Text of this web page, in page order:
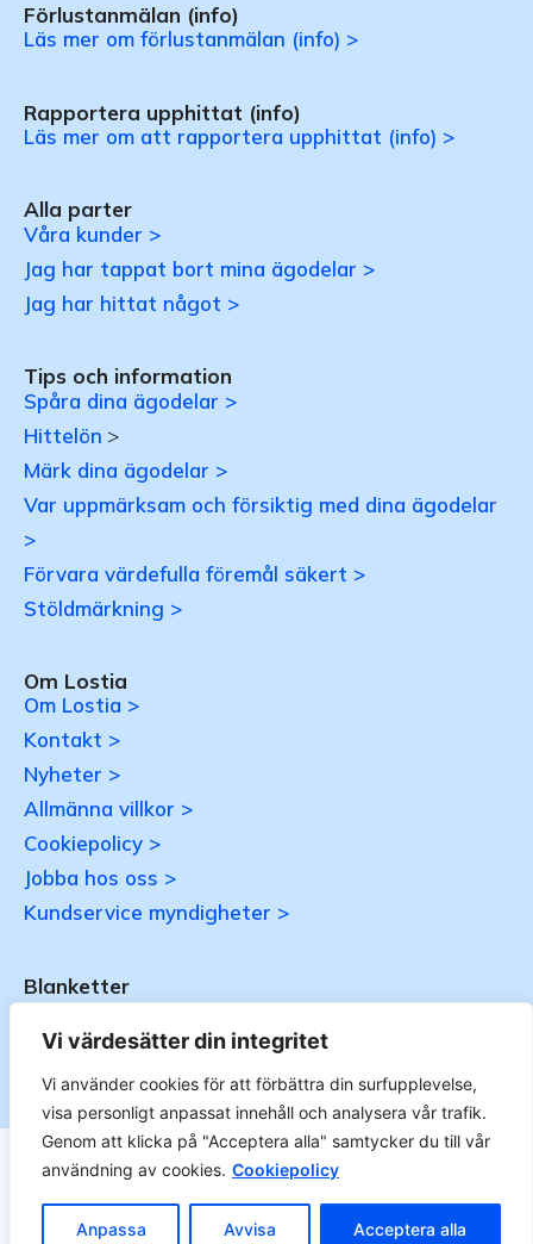
Vi värdesätter din integritet
Vi använder cookies för att förbättra din surfupplevelse,
visa personligt anpassat innehåll och analysera vår trafik.
Genom att klicka på "Acceptera alla" samtycker du till vår
användning av cookies. Cookiepolicy
Anpassa Avvisa Acceptera alla
Förlustanmälan (info)
Läs mer om förlustanmälan (info) >
Rapportera upphittat (info)
Läs mer om att rapportera upphittat (info) >
Alla parter
Våra kunder >
Jag har tappat bort mina ägodelar >
Jag har hittat något >
Tips och information
Spåra dina ägodelar >
Hittelön >
Märk dina ägodelar >
Var uppmärksam och försiktig med dina ägodelar
>
Förvara värdefulla föremål säkert >
Stöldmärkning >
Om Lostia
Om Lostia >
Kontakt >
Nyheter >
Allmänna villkor >
Cookiepolicy >
Jobba hos oss >
Kundservice myndigheter >
Blanketter
Uppdateras…
LOSTIA.se – materialet på webbplatsen får ej kopieras utan
tillåtelse. Alla priser anges ink. moms. 14 dagars ångerrätt.
Ändra Cookie-inställningar >